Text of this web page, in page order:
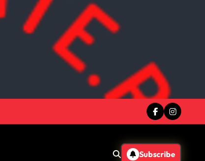
Subscribe